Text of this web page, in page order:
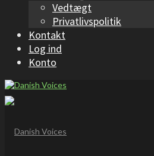
Vedtægt
Privatlivspolitik
Kontakt
Log ind
Konto